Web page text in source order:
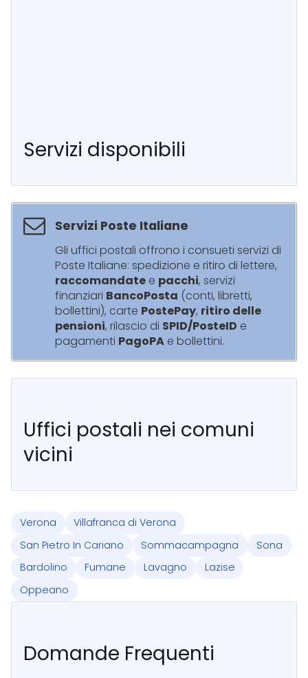
Servizi disponibili
Servizi Poste Italiane
Gli uffici postali offrono i consueti servizi di
Poste Italiane: spedizione e ritiro di lettere,
raccomandate e pacchi, servizi
finanziari BancoPosta (conti, libretti,
bollettini), carte PostePay, ritiro delle
pensioni, rilascio di SPID/PosteID e
pagamenti PagoPA e bollettini.
Uffici postali nei comuni
vicini
Verona
Villafranca di Verona
San Pietro In Cariano
Sommacampagna
Sona
Bardolino
Fumane Lavagno
Lazise
Oppeano
Domande Frequenti